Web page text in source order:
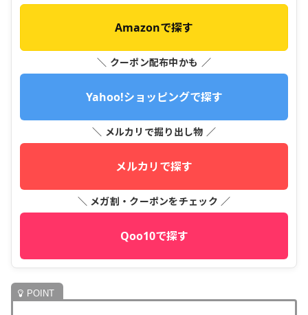
Amazonで探す
＼ クーポン配布中かも ／
Yahoo!ショッピングで探す
＼ メルカリで掘り出し物 ／
メルカリで探す
＼ メガ割・クーポンをチェック ／
Qoo10で探す